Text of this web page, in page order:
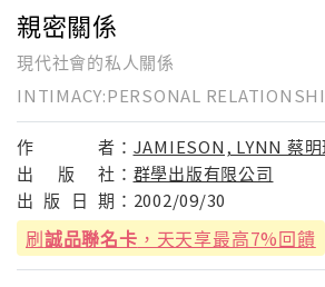
親密關係
現代社會的私人關係
INTIMACY:PERSONAL
作 者： JAMIESON, LYNN 蔡
出
版 社： 群學出版有限公司
出 版 日 期： 2002/09/30
刷誠品聯名卡 ，天天享最高7%回饋